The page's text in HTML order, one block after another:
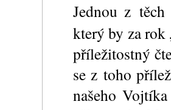
Jednou z
který by za rok
příležitostný
se z toho
našeho